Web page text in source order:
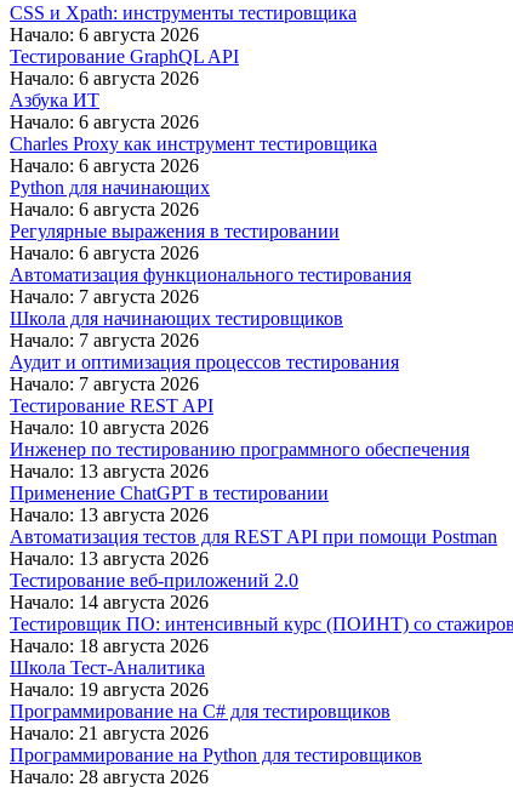
CSS и Xpath: инструменты тестировщика
Начало: 6 августа 2026
Тестирование GraphQL API
Начало: 6 августа 2026
Азбука ИТ
Начало: 6 августа 2026
Charles Proxy как инструмент тестировщика
Начало: 6 августа 2026
Python для начинающих
Начало: 6 августа 2026
Регулярные выражения в тестировании
Начало: 6 августа 2026
Автоматизация функционального тестирования
Начало: 7 августа 2026
Школа для начинающих тестировщиков
Начало: 7 августа 2026
Аудит и оптимизация процессов тестирования
Начало: 7 августа 2026
Тестирование REST API
Начало: 10 августа 2026
Инженер по тестированию программного обеспечения
Начало: 13 августа 2026
Применение ChatGPT в тестировании
Начало: 13 августа 2026
Автоматизация тестов для REST API при помощи Postman
Начало: 13 августа 2026
Тестирование веб-приложений 2.0
Начало: 14 августа 2026
Тестировщик ПО: интенсивный курс (ПОИНТ) со
Начало: 18 августа 2026
Школа Тест-Аналитика
Начало: 19 августа 2026
Программирование на C# для тестировщиков
Начало: 21 августа 2026
Программирование на Python для тестировщиков
Начало: 28 августа 2026